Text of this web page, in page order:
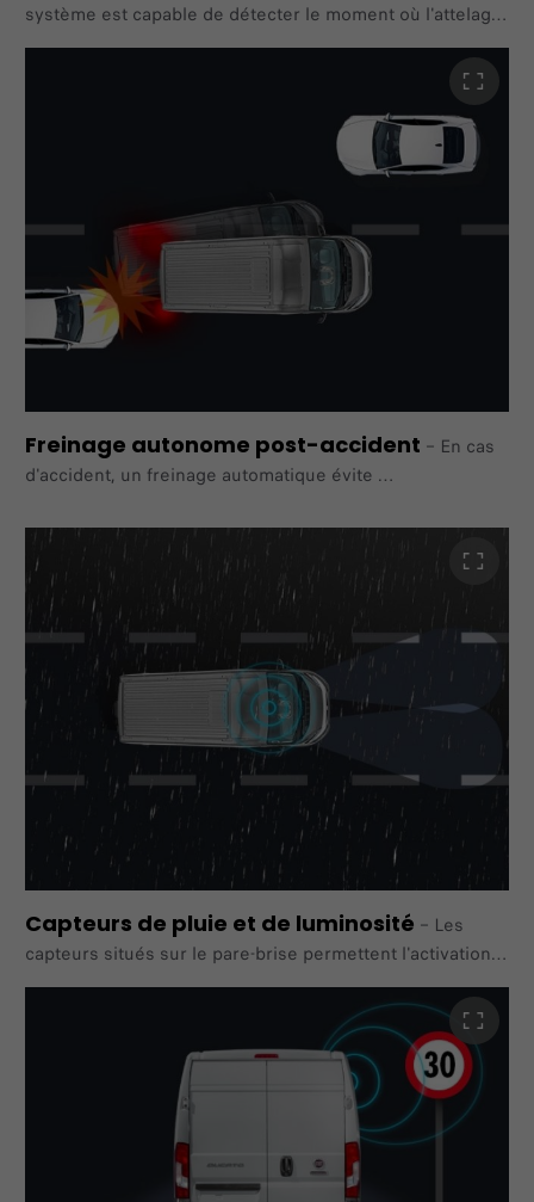
système est capable de détecter le moment où l'attelage
commence à osciller et corrige tout balancement
et de freinage des roues, pour ramener sous contrôle
et le véhicule tracteur. De série sur toute la gamme.
Freinage autonome post-accident – En cas
d'accident, un freinage automatique évite
gamme.
Capteurs de pluie et de luminosité – Les
capteurs situés sur le pare-brise permettent l'activation
des essuie-glaces en cas de pluie et l'allumage des feux